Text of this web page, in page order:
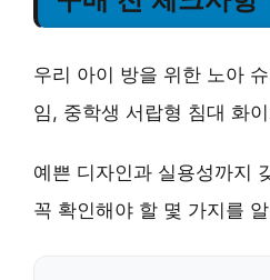
우리 아이 방을 위한 노아
임, 중학생 서랍형 침대 화
예쁜 디자인과 실용성까지
꼭 확인해야 할 몇 가지를